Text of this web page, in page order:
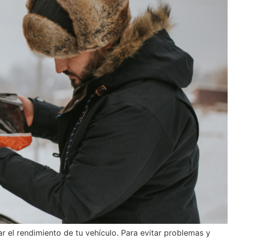
el rendimiento de tu vehículo. Para evitar problemas y